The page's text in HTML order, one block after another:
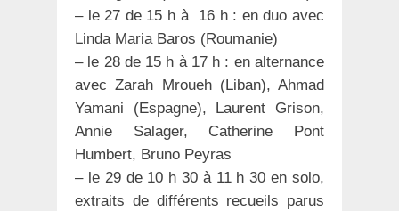
– le 27 de 15 h à 16 h : en duo avec
Linda Maria Baros (Roumanie)
– le 28 de 15 h à 17 h : en alternance
avec Zarah Mroueh (Liban), Ahmad
Yamani (Espagne), Laurent Grison,
Annie Salager, Catherine Pont
Humbert, Bruno Peyras
– le 29 de 10 h 30 à 11 h 30 en solo,
extraits de différents recueils parus